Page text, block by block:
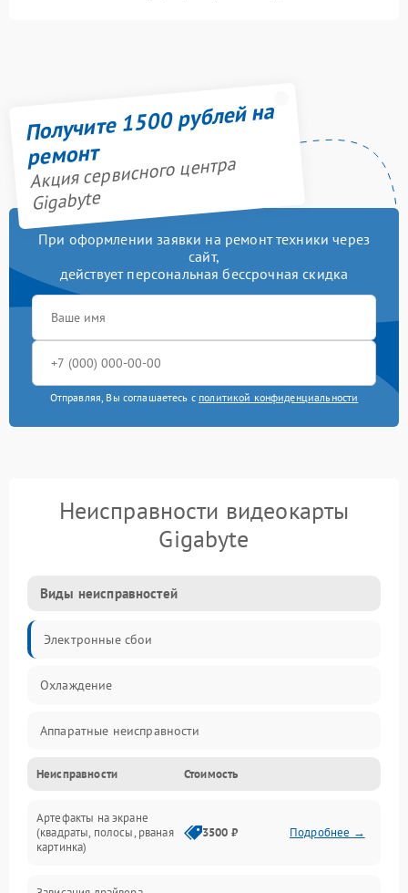
Получите 1500 рублей на
ремонт
Акция сервисного центра
Gigabyte
При оформлении заявки на ремонт техники через
сайт,
действует персональная бессрочная скидка
Отправляя, Вы соглашаетесь с политикой конфиденциальности
Неисправности видеокарты
Gigabyte
Виды неисправностей
Электронные сбои
Охлаждение
Аппаратные неисправности
Перегрев и термопроблемы
Видео
Неисправности Стоимость
Артефакты на экране
(квадраты, полосы, рваная
картинка)
3500 ₽ Подробнее →